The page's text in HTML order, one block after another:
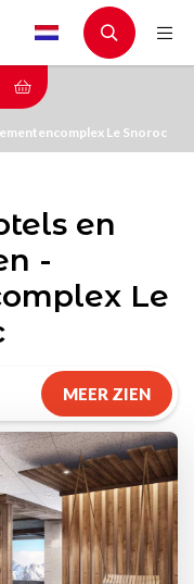
Le Snoroc
en
-
Le
MEER ZIEN